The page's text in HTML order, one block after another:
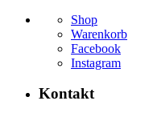
Shop
Warenkorb
Facebook
Instagram
Kontakt